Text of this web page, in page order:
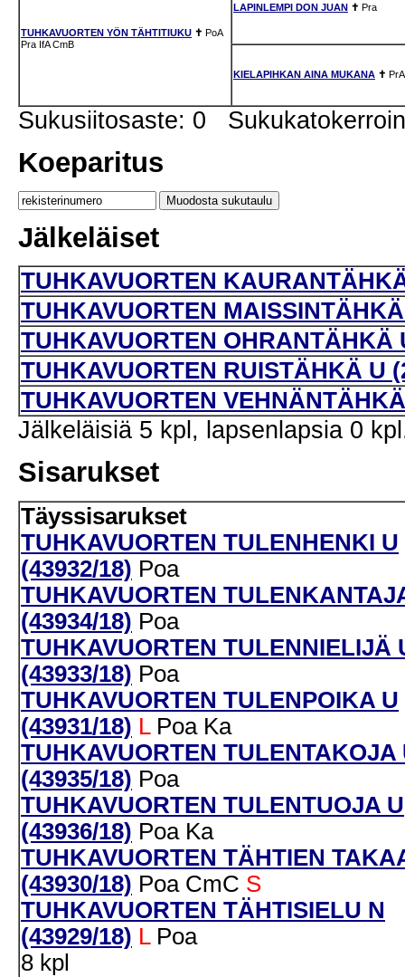
TUHKAVUORTEN YÖN TÄHTITIUKU ✝ PoA
Pra IfA CmB
LAPINLEMPI DON JUAN ✝ Pra
KIELAPIHKAN AINA MUKANA ✝ PrA
Sukusiitosaste: 0
Koeparitus
Jälkeläiset
TUHKAVUORTEN
TUHKAVUORTEN
TUHKAVUORTEN OHRANTÄHKÄ
TUHKAVUORTEN RUISTÄHKÄ U
TUHKAVUORTEN
Jälkeläisiä 5 kpl, lapsenlapsia 0
Sisarukset
Täyssisarukset
TUHKAVUORTEN TULENHENKI U
(43932/18) Poa
TUHKAVUORTEN
(43934/18) Poa
TUHKAVUORTEN TULENNIELIJÄ
(43933/18) Poa
TUHKAVUORTEN TULENPOIKA U
(43931/18) L Poa Ka
TUHKAVUORTEN TULENTAKOJA
(43935/18) Poa
TUHKAVUORTEN TULENTUOJA U
(43936/18) Poa Ka
TUHKAVUORTEN TÄHTIEN
(43930/18) Poa CmC S
TUHKAVUORTEN TÄHTISIELU N
(43929/18) L Poa
8 kpl